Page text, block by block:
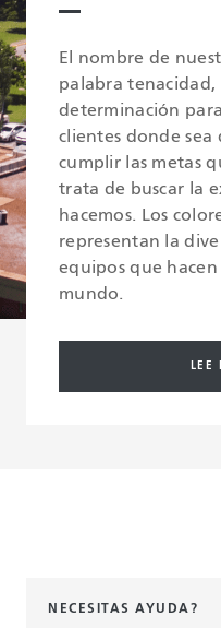
El nombre de
palabra
determinación
clientes donde sea
cumplir las metas
trata de buscar la
hacemos. Los
representan la
equipos que
mundo.
LEE
NECESITAS AYUDA?